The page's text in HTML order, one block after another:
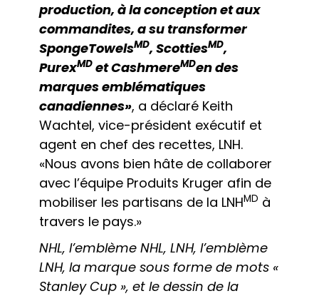
production, à la conception et aux
commandites, a su transformer
SpongeTowelsMD, ScottiesMD,
PurexMD et CashmereMDen des
marques emblématiques
canadiennes», a déclaré Keith
Wachtel, vice-président exécutif et
agent en chef des recettes, LNH.
«Nous avons bien hâte de collaborer
avec l’équipe Produits Kruger afin de
mobiliser les partisans de la LNHMD à
travers le pays.»
NHL, l’emblème NHL, LNH, l’emblème
LNH, la marque sous forme de mots «
Stanley Cup », et le dessin de la